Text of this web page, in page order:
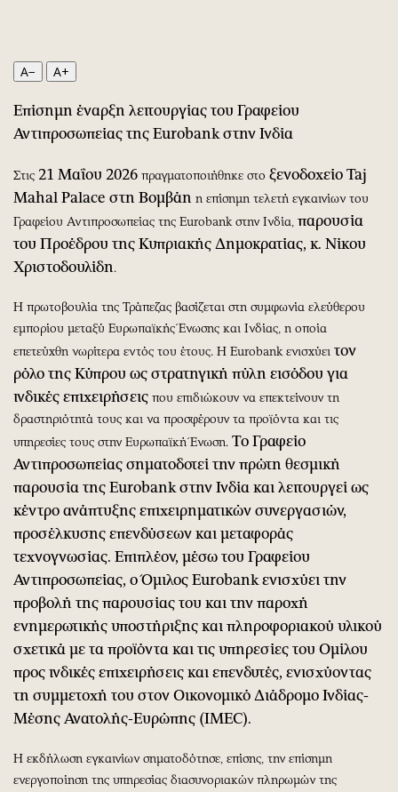
Παράξενα
Πολιτισμός
Σινεμά
Μουσική
Βιβλίο
Χειρόγραφα
Εκπομπές
Wine routes
Uncut
Προσφορές
Προσωπικότητες στην ''Κ''
A− A+
Επίσημη έναρξη λειτουργίας του Γραφείου
Αντιπροσωπείας της Eurobank στην Ινδία
Στις 21 Μαΐου 2026 πραγματοποιήθηκε στο ξενοδοχείο Taj
Mahal Palace στη Βομβάη η επίσημη τελετή εγκαινίων του
Γραφείου Αντιπροσωπείας της Eurobank στην Ινδία, παρουσία
του Προέδρου της Κυπριακής Δημοκρατίας, κ. Νίκου
Χριστοδουλίδη.
Η πρωτοβουλία της Τράπεζας βασίζεται στη συμφωνία ελεύθερου
εμπορίου μεταξύ Ευρωπαϊκής Ένωσης και Ινδίας, η οποία
επετεύχθη νωρίτερα εντός του έτους. Η Eurobank ενισχύει τον
ρόλο της Κύπρου ως στρατηγική πύλη εισόδου για
ινδικές επιχειρήσεις που επιδιώκουν να επεκτείνουν τη
δραστηριότητά τους και να προσφέρουν τα προϊόντα και τις
υπηρεσίες τους στην Ευρωπαϊκή Ένωση. Το Γραφείο
Αντιπροσωπείας σηματοδοτεί την πρώτη θεσμική
παρουσία της Eurobank στην Ινδία και λειτουργεί ως
κέντρο ανάπτυξης επιχειρηματικών συνεργασιών,
προσέλκυσης επενδύσεων και μεταφοράς
τεχνογνωσίας. Επιπλέον, μέσω του Γραφείου
Αντιπροσωπείας, ο Όμιλος Eurobank ενισχύει την
προβολή της παρουσίας του και την παροχή
ενημερωτικής υποστήριξης και πληροφοριακού υλικού
σχετικά με τα προϊόντα και τις υπηρεσίες του Ομίλου
προς ινδικές επιχειρήσεις και επενδυτές, ενισχύοντας
τη συμμετοχή του στον Οικονομικό Διάδρομο Ινδίας-
Μέσης Ανατολής-Ευρώπης (IMEC).
Η εκδήλωση εγκαινίων σηματοδότησε, επίσης, την επίσημη
ενεργοποίηση της υπηρεσίας διασυνοριακών πληρωμών της